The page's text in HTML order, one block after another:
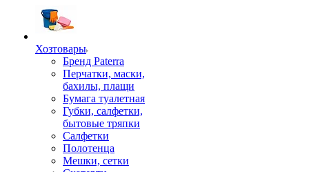
Хозтовары
Бренд Paterra
Перчатки, маски,
бахилы, плащи
Бумага туалетная
Губки, салфетки,
бытовые тряпки
Салфетки
Полотенца
Мешки, сетки